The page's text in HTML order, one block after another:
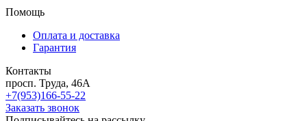
Помощь
Оплата и доставка
Гарантия
Контакты
просп. Труда, 46А
+7(953)166-55-22
Заказать звонок